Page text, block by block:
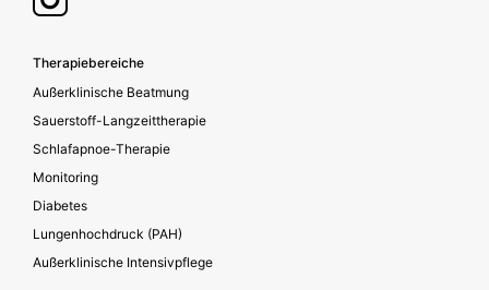
Footer secondary
Therapiebereiche
Außerklinische Beatmung
Sauerstoff-Langzeittherapie
Schlafapnoe-Therapie
Monitoring
Diabetes
Lungenhochdruck (PAH)
Außerklinische Intensivpflege